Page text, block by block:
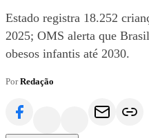
Estado registra 18.252
2025; OMS alerta que
obesos infantis até 2030.
PorRedação